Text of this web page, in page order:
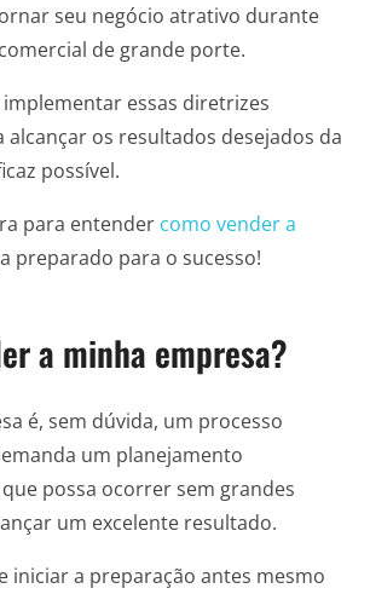
seu negócio atrativo durante
de grande porte.
essas diretrizes
os resultados desejados da
possível.
para entender como vender a
preparado para o sucesso!
a minha empresa?
é, sem dúvida, um processo
um planejamento
possa ocorrer sem grandes
um excelente resultado.
iniciar a preparação antes mesmo